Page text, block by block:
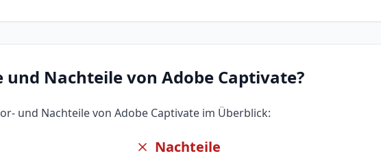
und Nachteile von Adobe Captivate?
und Nachteile von Adobe Captivate im Überblick:
Nachteile